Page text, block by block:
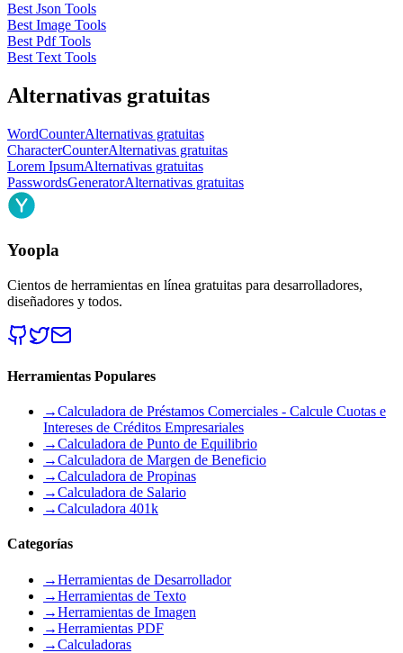
Best Json Tools
Best Image Tools
Best Pdf Tools
Best Text Tools
Alternativas gratuitas
WordCounterAlternativas gratuitas
CharacterCounterAlternativas gratuitas
Lorem IpsumAlternativas gratuitas
PasswordsGeneratorAlternativas gratuitas
Yoopla
Cientos de herramientas en línea gratuitas para desarrolladores,
diseñadores y todos.
Herramientas Populares
→Calculadora de Préstamos Comerciales - Calcule Cuotas e
Intereses de Créditos Empresariales
→Calculadora de Punto de Equilibrio
→Calculadora de Margen de Beneficio
→Calculadora de Propinas
→Calculadora de Salario
→Calculadora 401k
Categorías
→Herramientas de Desarrollador
→Herramientas de Texto
→Herramientas de Imagen
→Herramientas PDF
→Calculadoras